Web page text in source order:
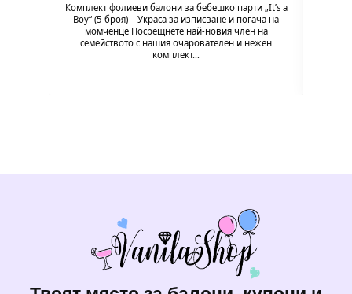
Комплект фолиеви балони за бебешко парти „It’s a
Boy“ (5 броя) – Украса за изписване и погача на
момченце Посрещнете най-новия член на
семейството с нашия очарователен и нежен
комплект…